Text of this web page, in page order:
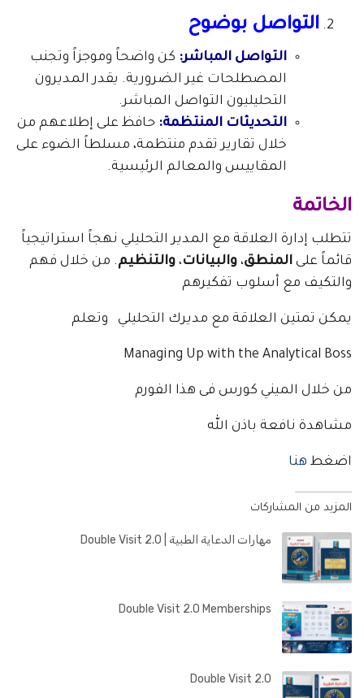
التواصل بوضوح
التواصل المباشر: كن واضحاً وموجزاً وتجنب
المصطلحات غير الضرورية. يقدر المديرون
التحليليون التواصل المباشر.
التحديثات المنتظمة: حافظ على إطلاعهم من
خلال تقارير تقدم منتظمة، مسلطاً الضوء على
المقاييس والمعالم الرئيسية.
الخاتمة
تتطلب إدارة العلاقة مع المدير التحليلي نهجاً استراتيجياً
قائماً على المنطق، والبيانات، والتنظيم. من خلال فهم
والتكيف مع أسلوب تفكيرهم
يمكن تمتين العلاقة مع مديرك التحليلي وتعلم
Managing Up with the Analytical Boss
من خلال الميني كورس فى هذا الفورم
مشاهدة نافعة باذن الله
اضغط هنا
المزيد من المشاركات
مهارات الدعاية الطبية | Double Visit 2.0
Double Visit 2.0 Memberships
Double Visit 2.0